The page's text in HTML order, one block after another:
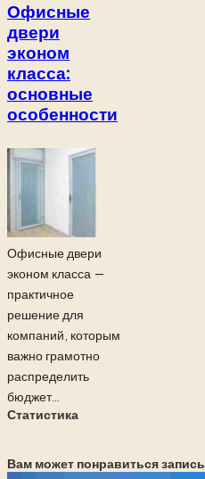
Офисные
двери
эконом
класса:
основные
особенности
Офисные двери
эконом класса —
практичное
решение для
компаний, которым
важно грамотно
распределить
бюджет...
Статистика
Вам может понравиться запись